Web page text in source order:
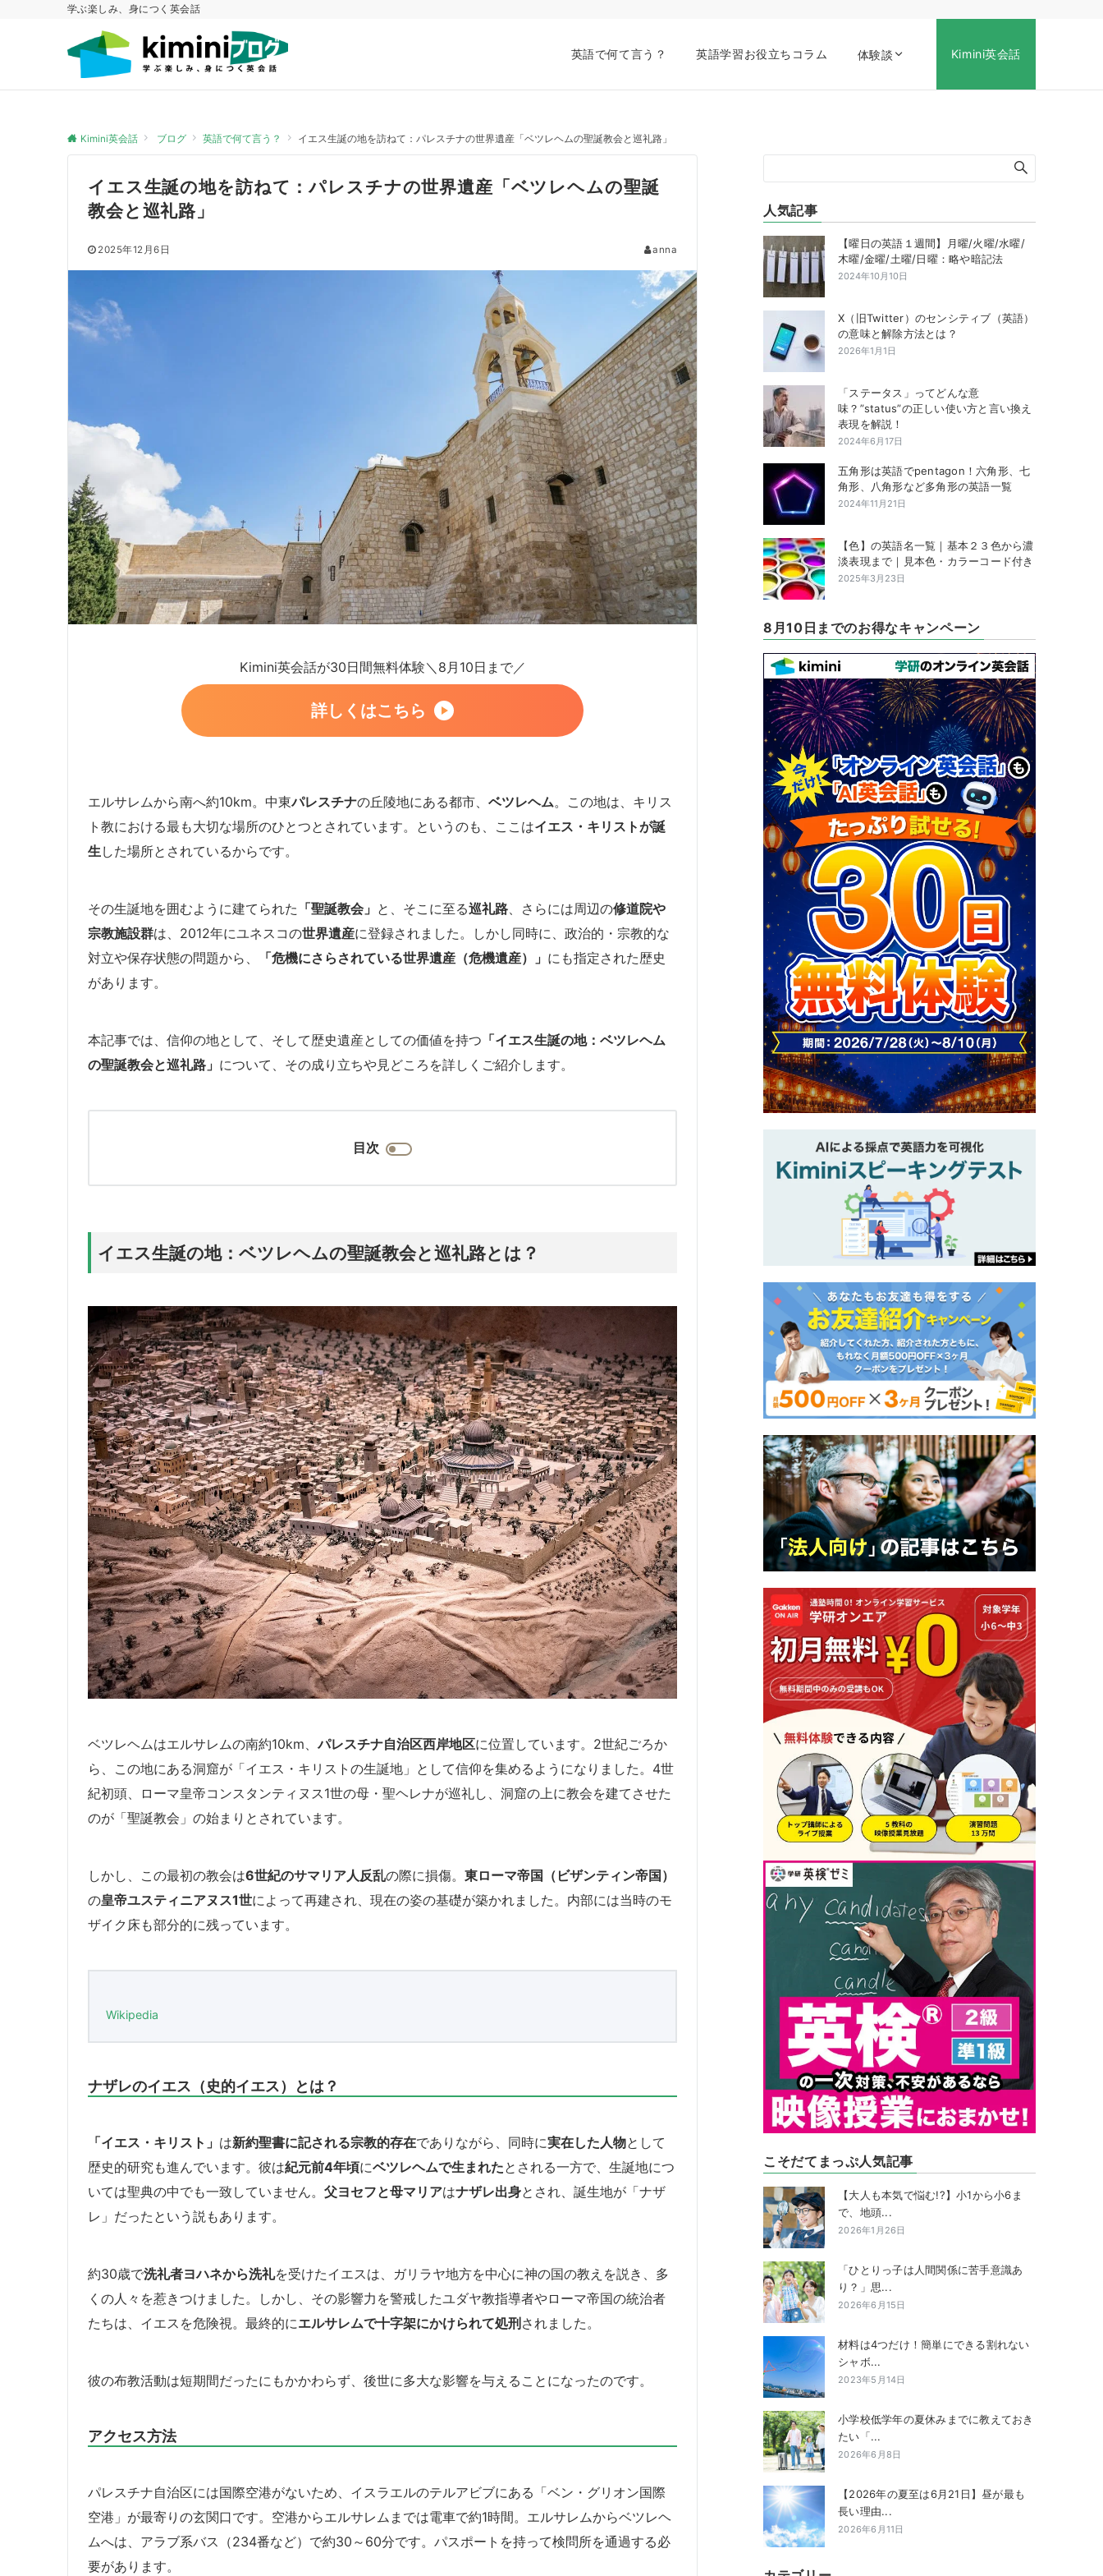
学ぶ楽しみ、身につく英会話
英語で何て言う？ 英語学習お役立ちコラム 体験談 Kimini英会話
Kimini英会話 ブログ 英語で何て言う？ イエス生誕の地を訪ねて：パレスチナの世界遺産「ベツレヘムの聖誕教会と巡礼路」
イエス生誕の地を訪ねて：パレスチナの世界遺産「ベツレヘムの聖誕
教会と巡礼路」
2025年12月6日 anna
Kimini英会話が30日間無料体験＼8月10日まで／
詳しくはこちら
エルサレムから南へ約10km。中東パレスチナの丘陵地にある都市、 ベツレヘム。この地は、キリス
ト教における最も大切な場所のひとつとされています。というのも、ここはイエス・キリストが誕
生 した場所とされているからです。
その生誕地を囲むように建てられた 「聖誕教会」 と、そこに至る巡礼路 、さらには周辺の修道院や
宗教施設群は、2012年にユネスコの世界遺産に登録されました。しかし同時に、政治的・宗教的な
対立や保存状態の問題から、
「危機にさらされている世界遺産（危機遺産）」 にも指定された歴史
があります。
本記事では、信仰の地として、そして歴史遺産としての価値を持つ 「イエス生誕の地：ベツレヘム
の聖誕教会と巡礼路」 について、その成り立ちや見どころを詳しくご紹介します。
目次
イエス生誕の地：ベツレヘムの聖誕教会と巡礼路とは？
ベツレヘムはエルサレムの南約10km、パレスチナ自治区西岸地区に位置しています。2世紀ごろか
ら、この地にある洞窟が「イエス・キリストの生誕地」として信仰を集めるようになりました。4世
紀初頭、ローマ皇帝コンスタンティヌス1世の母・聖ヘレナが巡礼し、洞窟の上に教会を建てさせた
のが「聖誕教会」の始まりとされています。
しかし、この最初の教会は6世紀のサマリア人反乱の際に損傷。 東ローマ帝国（ビザンティン帝国）
の皇帝ユスティニアヌス1世によって再建され、現在の姿の基礎が築かれました。内部には当時のモ
ザイク床も部分的に残っています。
Wikipedia
ナザレのイエス（史的イエス）とは？
「イエス・キリスト」 は新約聖書に記される宗教的存在でありながら、同時に実在した人物として
歴史的研究も進んでいます。彼は紀元前4年頃にベツレヘムで生まれたとされる一方で、生誕地につ
いては聖典の中でも一致していません。 父ヨセフと母マリアはナザレ出身とされ、誕生地が「ナザ
レ」だったという説もあります。
約30歳で洗礼者ヨハネから洗礼を受けたイエスは、ガリラヤ地方を中心に神の国の教えを説き、多
くの人々を惹きつけました。しかし、その影響力を警戒したユダヤ教指導者やローマ帝国の統治者
たちは、イエスを危険視。最終的にエルサレムで十字架にかけられて処刑 されました。
彼の布教活動は短期間だったにもかかわらず、後世に多大な影響を与えることになったのです。
アクセス方法
パレスチナ自治区には国際空港がないため、イスラエルのテルアビブにある「ベン・グリオン国際
空港」が最寄りの玄関口です。空港からエルサレムまでは電車で約1時間。エルサレムからベツレヘ
ムへは、アラブ系バス（234番など）で約30～60分です。パスポートを持って検問所を通過する必
要があります。
人気記事
【曜日の英語１週間】月曜/火曜/水曜/
木曜/金曜/土曜/日曜：略や暗記法
2024年10月10日
X（旧Twitter）のセンシティブ（英語）
の意味と解除方法とは？
2026年1月1日
「ステータス」ってどんな意
味？”status”の正しい使い方と言い換え
表現を解説！
2024年6月17日
五角形は英語でpentagon！六角形、七
角形、八角形など多角形の英語一覧
2024年11月21日
【色】の英語名一覧｜基本２３色から濃
淡表現まで｜見本色・カラーコード付き
2025年3月23日
8月10日までのお得なキャンペーン
こそだてまっぷ人気記事
【大人も本気で悩む!?】小1から小6ま
で、地頭...
2026年1月26日
「ひとりっ子は人間関係に苦手意識あ
り？」思...
2026年6月15日
材料は4つだけ！簡単にできる割れない
シャボ...
2023年5月14日
小学校低学年の夏休みまでに教えておき
たい「...
2026年6月8日
【2026年の夏至は6月21日】昼が最も
長い理由...
2026年6月11日